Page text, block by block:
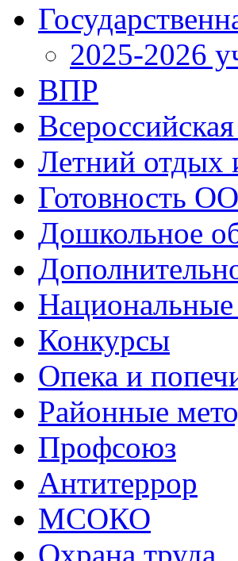
2025-2026
ВПР
Летний отдых
Готовность
Дошкольное
Конкурсы
Опека и
Районные
Профсоюз
Антитеррор
МСОКО
Охрана труда